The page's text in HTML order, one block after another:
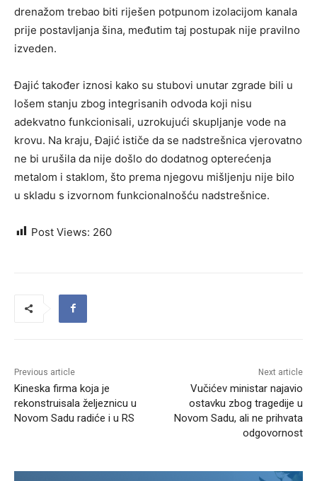
drenažom trebao biti riješen potpunom izolacijom kanala
prije postavljanja šina, međutim taj postupak nije pravilno
izveden.
Đajić također iznosi kako su stubovi unutar zgrade bili u
lošem stanju zbog integrisanih odvoda koji nisu
adekvatno funkcionisali, uzrokujući skupljanje vode na
krovu. Na kraju, Đajić ističe da se nadstrešnica vjerovatno
ne bi urušila da nije došlo do dodatnog opterećenja
metalom i staklom, što prema njegovu mišljenju nije bilo
u skladu s izvornom funkcionalnošću nadstrešnice.
Post Views: 260
Previous article
Kineska firma koja je
rekonstruisala željeznicu u
Novom Sadu radiće i u RS
Next article
Vučićev ministar najavio
ostavku zbog tragedije u
Novom Sadu, ali ne prihvata
odgovornost